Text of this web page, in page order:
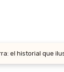
el historial que